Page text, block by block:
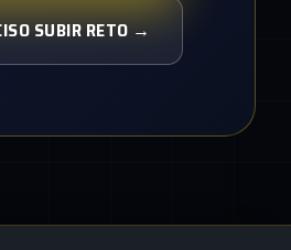
SUBIR RETO →